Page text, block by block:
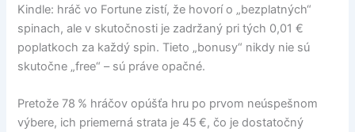
Kindle: hráč vo Fortune zistí, že hovorí o „bezplatných“
spinach, ale v skutočnosti je zadržaný pri tých 0,01 €
poplatkoch za každý spin. Tieto „bonusy“ nikdy nie sú
skutočne „free“ – sú práve opačné.
Pretože 78 % hráčov opúšťa hru po prvom neúspešnom
výbere, ich priemerná strata je 45 €, čo je dostatočný